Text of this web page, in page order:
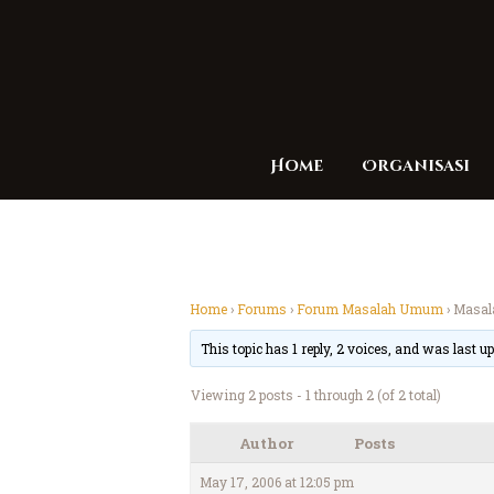
Home Organisasi
Home›Forums ›Forum Masalah Umum ›
This topic has 1 reply, 2 voices, and was last
Viewing 2 posts - 1 through 2 (of 2 total)
Author Posts
May 17, 2006 at 12:05 pm